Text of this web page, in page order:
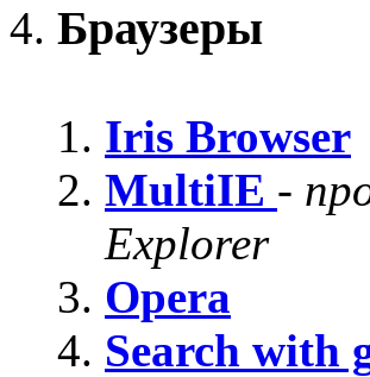
Браузеры
Iris Browser
MultiIE -
Explorer
Opera
Search with